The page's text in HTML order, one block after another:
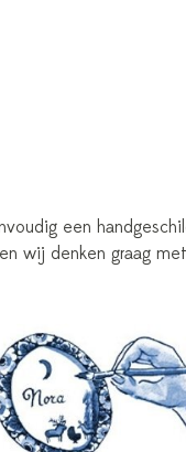
een
wij denken graag